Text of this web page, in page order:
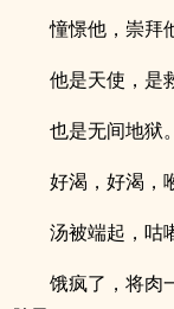
憧憬他，崇拜
他是天使，是
也是无间地狱。
好渴，好渴，
汤被端起，咕
饿疯了，将肉